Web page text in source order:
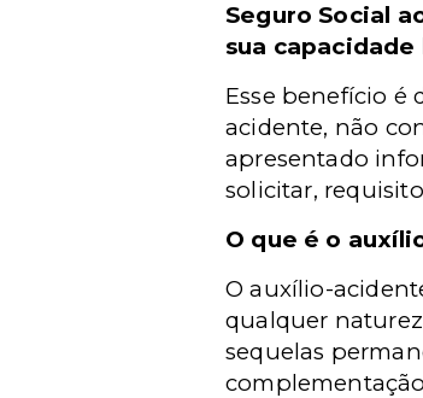
Seguro Social
sua
Esse benefício é
acidente, não
apresentado
solicitar,
O que é o
O auxílio-
qualquer
sequelas